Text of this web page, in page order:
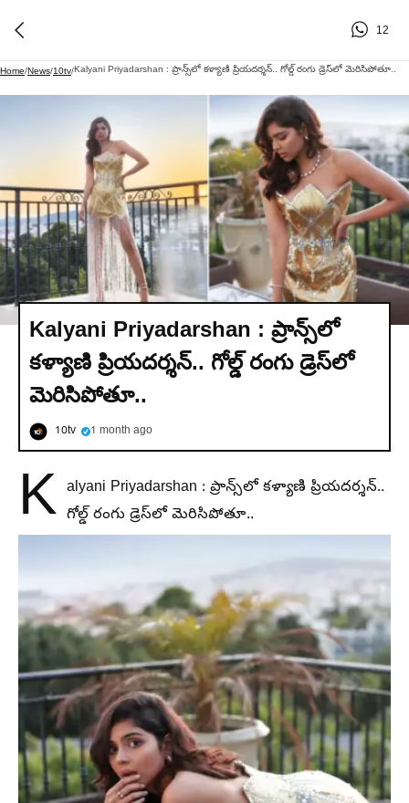
12
Home/News/10tv/Kalyani Priyadarshan : ప్రాన్స్‌లో కళ్యాణి ప్రియదర్శన్.. గోల్డ్ రంగు డ్రెస్‌లో మెరిసిపోతూ..
Kalyani Priyadarshan : ప్రాన్స్‌లో
కళ్యాణి ప్రియదర్శన్.. గోల్డ్ రంగు డ్రెస్‌లో
మెరిసిపోతూ..
10tv 1 month ago
K alyani Priyadarshan : ప్రాన్స్‌లో కళ్యాణి ప్రియదర్శన్..
గోల్డ్ రంగు డ్రెస్‌లో మెరిసిపోతూ..